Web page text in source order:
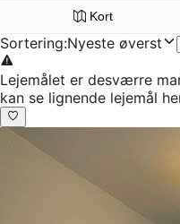
Kort
Sortering:Nyeste øverst
Lejemålet er desværre
kan se lignende lejemål